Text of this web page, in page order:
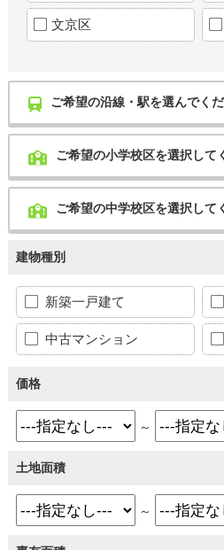
文京区
ご希望の沿線・駅を選んでく
ご希望の小学校区を選択して
ご希望の中学校区を選択して
建物種別
新築一戸建て
中古マンション
価格
～
土地面積
～